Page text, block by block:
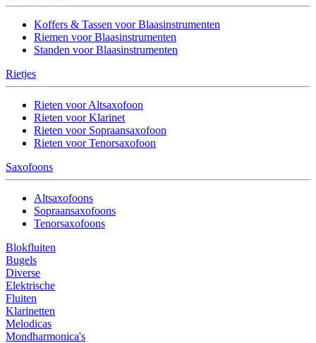
Koffers & Tassen voor Blaasinstrumenten
Riemen voor Blaasinstrumenten
Standen voor Blaasinstrumenten
Rietjes
Rieten voor Altsaxofoon
Rieten voor Klarinet
Rieten voor Sopraansaxofoon
Rieten voor Tenorsaxofoon
Saxofoons
Altsaxofoons
Sopraansaxofoons
Tenorsaxofoons
Blokfluiten
Bugels
Diverse
Elektrische
Fluiten
Klarinetten
Melodicas
Mondharmonica's